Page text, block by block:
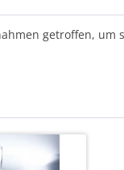
getroffen, um